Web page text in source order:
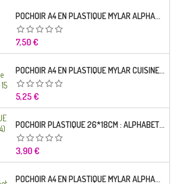
POCHOIR A4 EN PLASTIQUE MYLAR ALPHABET LETTRE TYPO SEGOE 25 MM
Prix
7,50 €
POCHOIR A4 EN PLASTIQUE MYLAR CUISINE RECETTE ALPHABET LETTRE 15 MM
Prix
5,25 €
POCHOIR PLASTIQUE 26*18CM : ALPHABET (14)
Prix
3,90 €
POCHOIR A4 EN PLASTIQUE MYLAR ALPHABET LETTRE TYPO CHARLEMAGNE